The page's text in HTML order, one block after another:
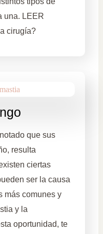
una. LEER
cirugía?
que sus
resulta
ciertas
ser la causa
más comunes y
y la
oportunidad, te